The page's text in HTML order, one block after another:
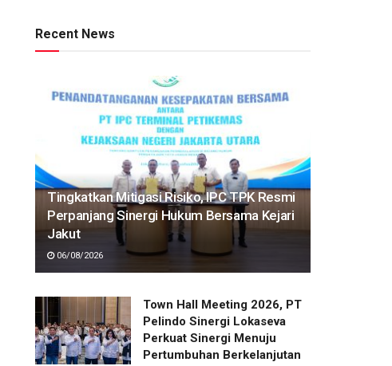
Recent News
Tingkatkan Mitigasi Risiko, IPC TPK Resmi
Perpanjang Sinergi Hukum Bersama Kejari
Jakut
06/08/2026
Town Hall Meeting 2026, PT
Pelindo Sinergi Lokaseva
Perkuat Sinergi Menuju
Pertumbuhan Berkelanjutan